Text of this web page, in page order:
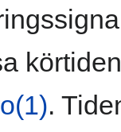
.